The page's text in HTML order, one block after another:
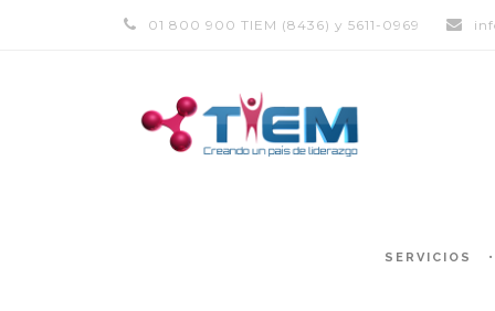
01 800 900 TIEM (8436) y 5611-0969
SERVICIOS